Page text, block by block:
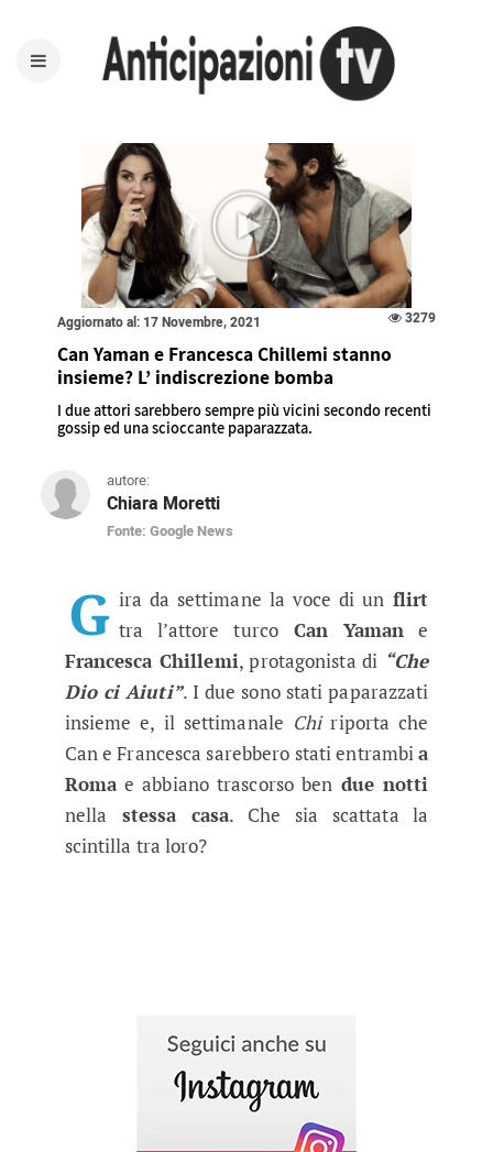
Aggiornato al: 17 Novembre, 2021 3279
Can Yaman e Francesca Chillemi stanno
insieme? L’ indiscrezione bomba
I due attori sarebbero sempre più vicini secondo recenti
gossip ed una scioccante paparazzata.
autore:
Chiara Moretti
Fonte: Google News
Can Yaman e Francesca
G ira da settimane la voce di un flirt
tra l’attore turcoCan Yaman e
Francesca Chillemi, protagonista di “Che
Dio ci Aiuti”. I due sono stati paparazzati
insieme e, il settimanale Chiriporta che
Can e Francesca sarebbero stati entrambia
Romae abbiano trascorso ben due notti
nella stessa casa. Che sia scattata la
scintilla tra loro?